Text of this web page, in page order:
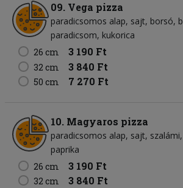
09. Vega pizza
paradicsomos alap sajt borsó
paradicsom kukorica
26 cm
3 190 Ft
32 cm 3 840 Ft
50 cm 7 270 Ft
10. Magyaros pizza
paradicsomos alap sajt szalámi
paprika
26 cm
3 190 Ft
32 cm 3 840 Ft